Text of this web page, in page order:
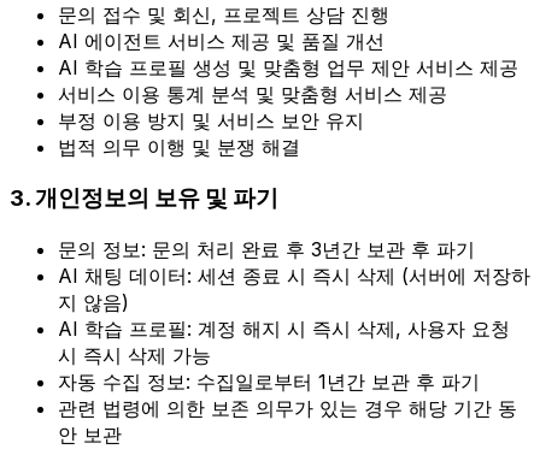
문의 접수 및 회신, 프로젝트 상담 진행
AI 에이전트 서비스 제공 및 품질 개선
AI 학습 프로필 생성 및 맞춤형 업무 제안 서비스 제공
서비스 이용 통계 분석 및 맞춤형 서비스 제공
부정 이용 방지 및 서비스 보안 유지
법적 의무 이행 및 분쟁 해결
3. 개인정보의 보유 및 파기
문의 정보: 문의 처리 완료 후 3년간 보관 후 파기
AI 채팅 데이터: 세션 종료 시 즉시 삭제 (서버에 저장하
지 않음)
AI 학습 프로필: 계정 해지 시 즉시 삭제, 사용자 요청
시 즉시 삭제 가능
자동 수집 정보: 수집일로부터 1년간 보관 후 파기
관련 법령에 의한 보존 의무가 있는 경우 해당 기간 동
안 보관